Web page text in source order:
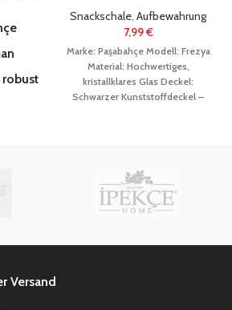
robust
|
6
Snackschale, Aufbewahrung
7,99€
Marke: Paşabahçe Modell: Frezya
Material: Hochwertiges,
kristallklares Glas Deckel:
Schwarzer Kunststoffdeckel –
Verwendung: Für Snacks, Dips,
Reste, Desserts, Beilagen u. v. m.
Besonderheiten:
Versand